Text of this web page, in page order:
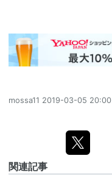
mossa11 2019-03-05 20:00
関連記事